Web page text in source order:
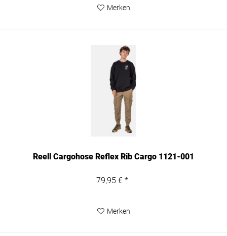
Merken
Reell Cargohose Reflex Rib Cargo 1121-001
79,95 € *
Merken